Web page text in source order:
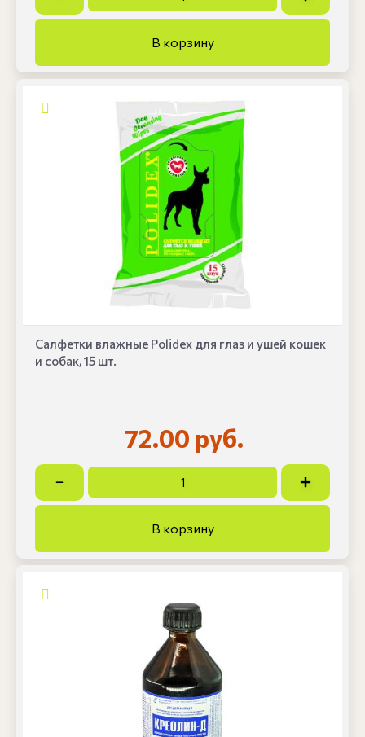
Салфетки влажные Polidex для глаз и ушей кошек
и собак, 15 шт.
72.00 руб.